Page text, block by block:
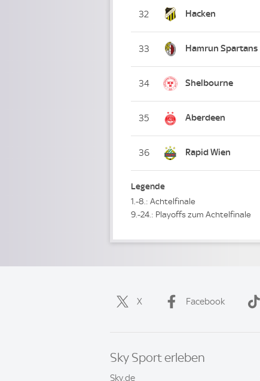
32 Hacken
33 Hamrun Spartans
34 Shelbourne
35 Aberdeen
36 Rapid Wien
Legende
1.-8.: Achtelfinale
9.-24.: Playoffs zum Achtelfinale
X Facebook
Sky Sport erleben
Sky.de